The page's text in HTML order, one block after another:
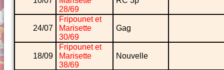
28/69
24/07
Fripounet et
Marisette
30/69
Gag
18/09
Fripounet et
Marisette
38/69
Nouvelle